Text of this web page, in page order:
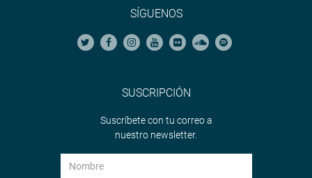
SÍGUENOS
SUSCRIPCIÓN
Suscríbete con tu correo a
nuestro newsletter.